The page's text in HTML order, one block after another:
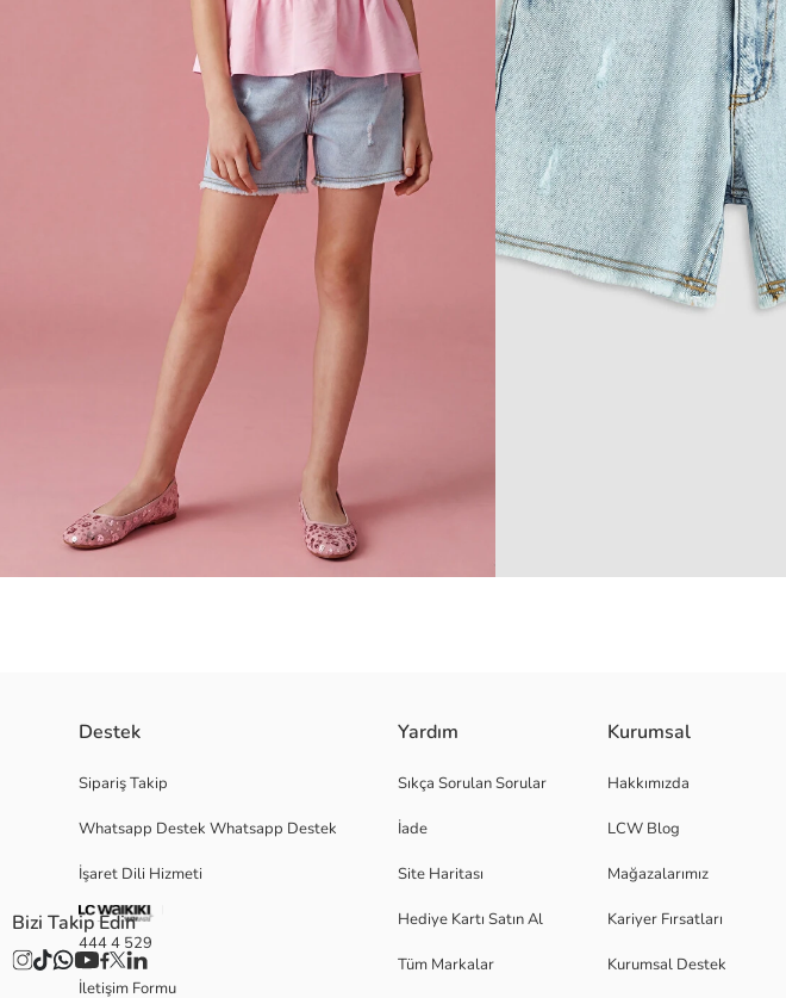
Marka:
Cinsiyet:
Kalıp:
Destek
Sipariş Takip
Whatsapp Destek Whatsapp Destek
İşaret Dili Hizmeti
444 4 529
İletişim Formu
Yardım
Sıkça Sorulan Sorular
İade
Site Haritası
Hediye Kartı Satın Al
Tüm Markalar
Kurumsal
Hakkımızda
LCW Blog
Mağazalarımız
Kariyer Fırsatları
Kurumsal Destek
Bizi Takip Edin